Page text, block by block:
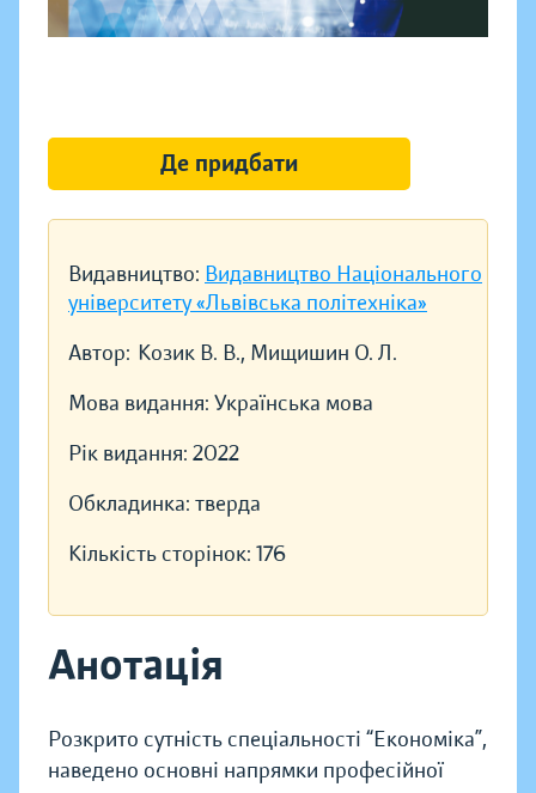
Видавництво: Видавництво Національного
університету «Львівська політехніка»
Автор: Козик В. В., Мищишин О. Л.
Мова видання: Українська мова
Рік видання: 2022
Обкладинка: тверда
Кількість сторінок: 176
Анотація
Розкрито сутність спеціальності “Економіка”,
наведено основні напрямки професійної
Де придбати